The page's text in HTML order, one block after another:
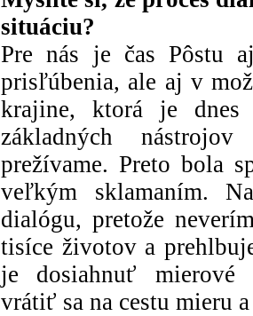
situáciu?
Pre nás je čas Pôstu
prisľúbenia, ale aj v
krajine, ktorá je
základných
prežívame. Preto bola
veľkým sklamaním.
dialógu, pretože
tisíce životov a
je dosiahnuť mierové
vrátiť sa na cestu mieru